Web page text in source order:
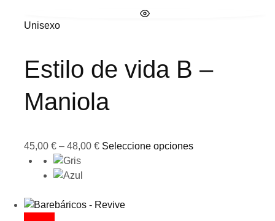
Unisexo
Estilo de vida B –
Maniola
45,00 € – 48,00 € Seleccione opciones